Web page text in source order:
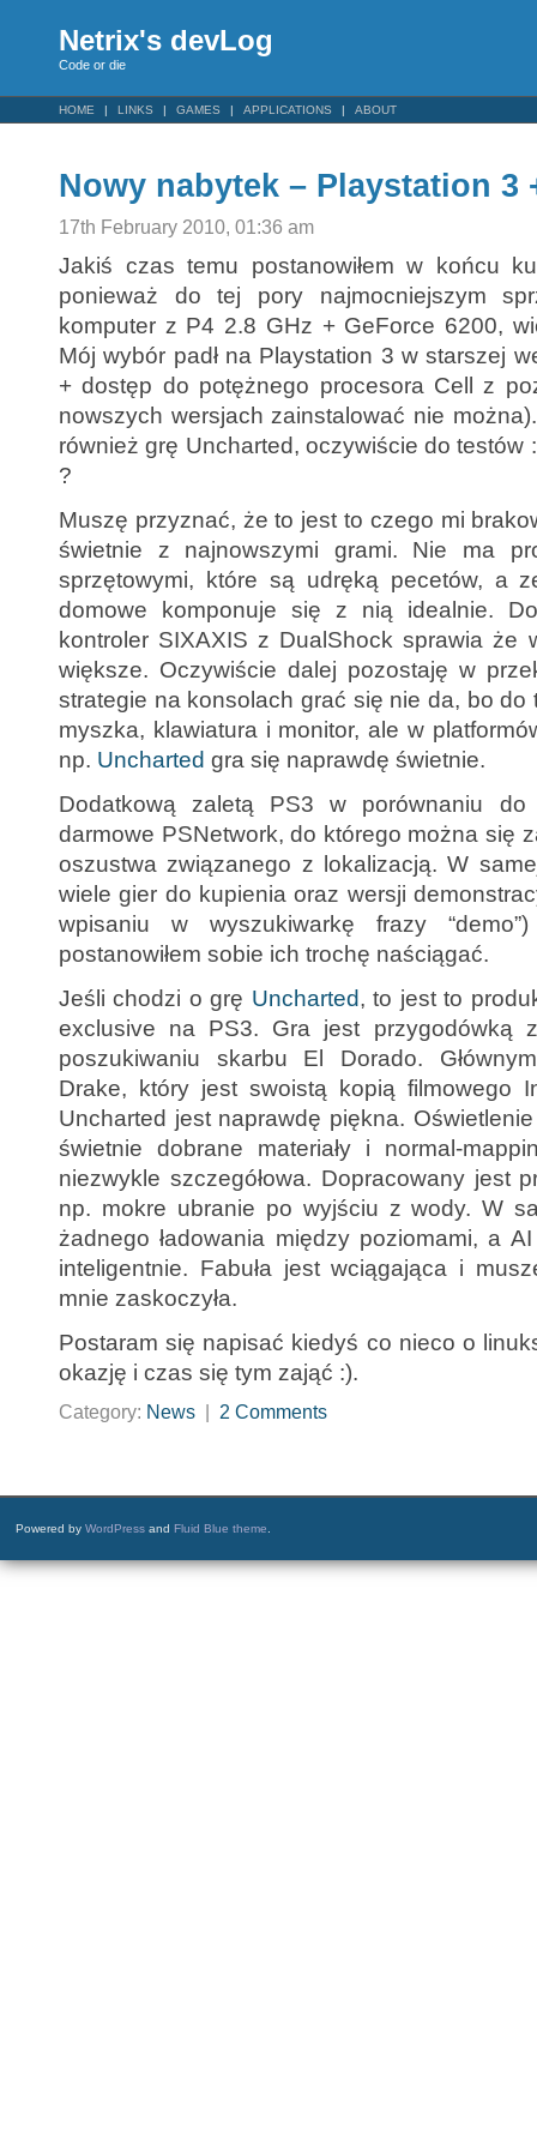
Netrix's devLog
Code or die
HOME LINKS GAMES APPLICATIONS ABOUT
Nowy nabytek – Playstation 3
17th February 2010, 01:36 am
Jakiś czas temu postanowiłem w końcu
ponieważ do tej pory najmocniejszym
komputer z P4 2.8 GHz + GeForce 6200,
Mój wybór padł na Playstation 3 w starszej
+ dostęp do potężnego procesora Cell z
nowszych wersjach zainstalować nie
również grę Uncharted, oczywiście do testów
?
Muszę przyznać, że to jest to czego mi
świetnie z najnowszymi grami. Nie ma
sprzętowymi, które są udręką pecetów, a
domowe komponuje się z nią idealnie.
kontroler SIXAXIS z DualShock sprawia że
większe. Oczywiście dalej pozostaję w
strategie na konsolach grać się nie da, bo do
myszka, klawiatura i monitor, ale w
np. Uncharted gra się naprawdę świetnie.
Dodatkową zaletą PS3 w porównaniu do
darmowe PSNetwork, do którego można się
oszustwa związanego z lokalizacją. W
wiele gier do kupienia oraz wersji
wpisaniu w wyszukiwarkę frazy
postanowiłem sobie ich trochę naściągać.
Jeśli chodzi o grę Uncharted, to jest to
exclusive na PS3. Gra jest przygodówką
poszukiwaniu skarbu El Dorado.
Drake, który jest swoistą kopią filmowego
Uncharted jest naprawdę piękna.
świetnie dobrane materiały i normal-
niezwykle szczegółowa. Dopracowany jest
np. mokre ubranie po wyjściu z wody. W
żadnego ładowania między poziomami, a
inteligentnie. Fabuła jest wciągająca i
mnie zaskoczyła.
Postaram się napisać kiedyś co nieco o
okazję i czas się tym zająć :).
Category: News 2 Comments
Powered by WordPress and Fluid Blue theme